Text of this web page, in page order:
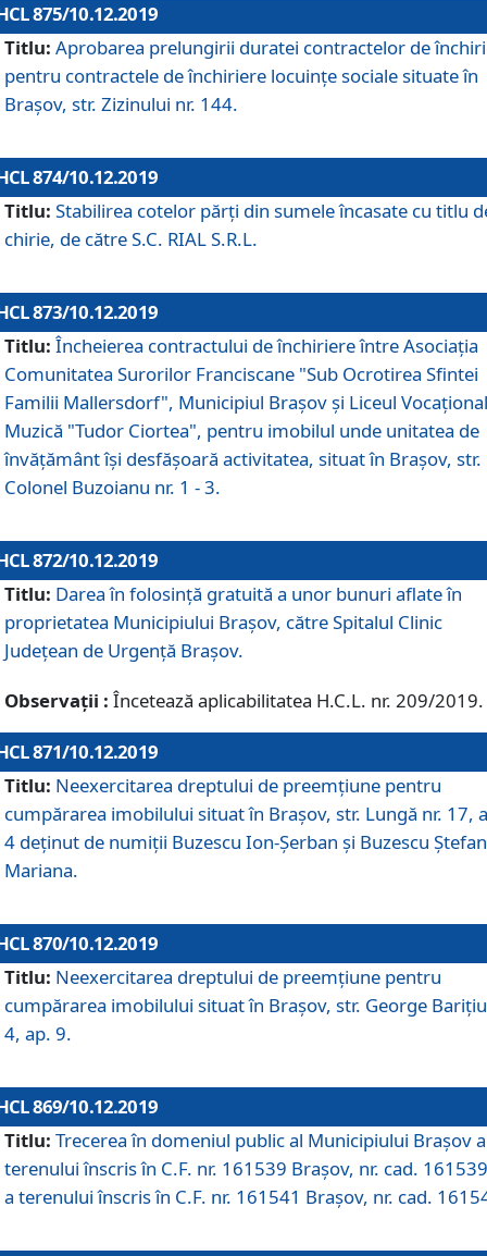
875/10.12.2019
Titlu: Aprobarea prelungirii duratei contractelor de
pentru contractele de închiriere locuinţe sociale situate în
Braşov, str. Zizinului nr. 144.
874/10.12.2019
Titlu: Stabilirea cotelor părți din sumele încasate cu titlu
chirie, de către S.C. RIAL S.R.L.
873/10.12.2019
Titlu: Încheierea contractului de închiriere între Asociația
Comunitatea Surorilor Franciscane "Sub Ocrotirea Sfintei
Familii Mallersdorf", Municipiul Braşov şi Liceul
Muzică "Tudor Ciortea", pentru imobilul unde unitatea de
învățământ îşi desfăşoară activitatea, situat în Braşov, str.
Colonel Buzoianu nr. 1 - 3.
872/10.12.2019
Titlu: Darea în folosinţă gratuită a unor bunuri aflate în
proprietatea Municipiului Braşov, către Spitalul Clinic
Judeţean de Urgenţă Braşov.
Observații : Încetează aplicabilitatea H.C.L. nr. 209/2019.
871/10.12.2019
Titlu: Neexercitarea dreptului de preemţiune pentru
cumpărarea imobilului situat în Braşov, str. Lungă nr. 17,
4 deţinut de numiţii Buzescu Ion-Şerban și Buzescu
Mariana.
870/10.12.2019
Titlu: Neexercitarea dreptului de preemţiune pentru
cumpărarea imobilului situat în Braşov, str. George
4, ap. 9.
869/10.12.2019
Titlu: Trecerea în domeniul public al Municipiului Braşov a
terenului înscris în C.F. nr. 161539 Brașov, nr. cad.
a terenului înscris în C.F. nr. 161541 Brașov, nr. cad.